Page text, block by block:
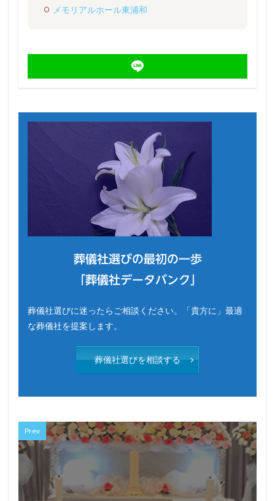
メモリアルホール東浦和
葬儀社選びの最初の一歩
「葬儀社データバンク」
葬儀社選びに迷ったらご相談ください。「貴方に」最適
な葬儀社を提案します。
葬儀社選びを相談する
Prev